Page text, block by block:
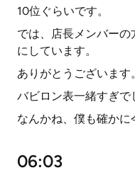
10位ぐらいです。
では、店長メンバー
にしています。
ありがとうございます。
バビロン表一緒すぎで
なんかね、僕も確かに
06:03